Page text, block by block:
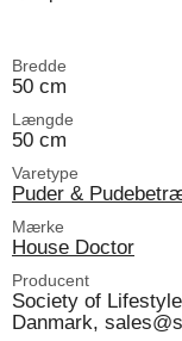
Bredde
50 cm
Længde
50 cm
Varetype
Puder &
Mærke
House Doctor
Producent
Society of
Danmark,